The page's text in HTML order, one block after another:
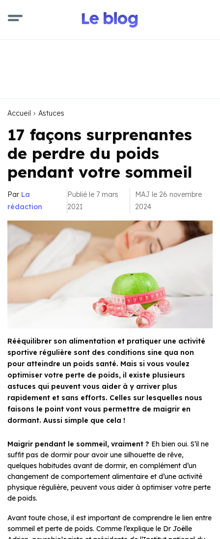
Accueil Astuces
17 façons surprenantes
de perdre du poids
pendant votre sommeil
Par La
rédaction
Publié le 7 mars
2021
MAJ le 26 novembre
2024
Rééquilibrer son alimentation et pratiquer une activité
sportive régulière sont des conditions sine qua non
pour atteindre un poids santé. Mais si vous voulez
optimiser votre perte de poids, il existe plusieurs
astuces qui peuvent vous aider à y arriver plus
rapidement et sans efforts. Celles sur lesquelles nous
faisons le point vont vous permettre de maigrir en
dormant. Aussi simple que cela !
Maigrir pendant le sommeil, vraiment ? Eh bien oui. S’il ne
suffit pas de dormir pour avoir une silhouette de rêve,
quelques habitudes avant de dormir, en complément d’un
changement de comportement alimentaire et d’une activité
physique régulière, peuvent vous aider à optimiser votre perte
de poids.
Avant toute chose, il est important de comprendre le lien entre
sommeil et perte de poids. Comme l’explique le Dr Joëlle